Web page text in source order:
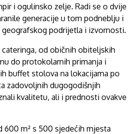
i ogulinsko zelje. Radi se o dvije
generacije u tom podneblju i
podrijetla i izvornosti.
od običnih obiteljskih
do protokolarnih primanja i
buffet stolova na lokacijama po
zadovoljnih dugogodišnjih
kvalitetu, ali i prednosti ovakve
600 m² s 500 sjedećih mjesta